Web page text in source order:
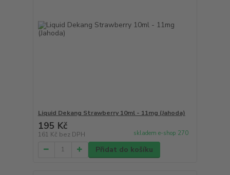
Liquid Dekang Strawberry 10ml - 11mg (Jahoda)
195 Kč
161 Kč bez DPH skladem e-shop 270
Přidat do košíku